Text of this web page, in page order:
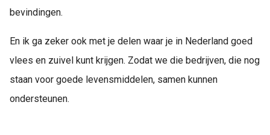
bevindingen.
En ik ga zeker ook met je delen waar je in Nederland goed
vlees en zuivel kunt krijgen. Zodat we die bedrijven, die nog
staan voor goede levensmiddelen, samen kunnen
ondersteunen.